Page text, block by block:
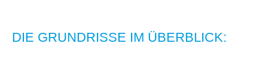
DIE GRUNDRISSE IM ÜBERBLICK: